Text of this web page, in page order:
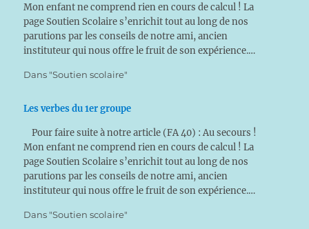
Mon enfant ne comprend rien en cours de calcul ! La
page Soutien Scolaire s’enrichit tout au long de nos
parutions par les conseils de notre ami, ancien
instituteur qui nous offre le fruit de son expérience.…
Dans "Soutien scolaire"
Les verbes du 1er groupe
Pour faire suite à notre article (FA 40) : Au secours !
Mon enfant ne comprend rien en cours de calcul ! La
page Soutien Scolaire s’enrichit tout au long de nos
parutions par les conseils de notre ami, ancien
instituteur qui nous offre le fruit de son expérience.…
Dans "Soutien scolaire"